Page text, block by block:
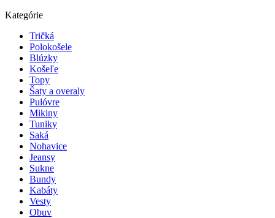
Kategórie
Tričká
Polokošele
Blúzky
Košeľe
Topy
Šaty a overaly
Pulóvre
Mikiny
Tuniky
Saká
Nohavice
Jeansy
Sukne
Bundy
Kabáty
Vesty
Obuv